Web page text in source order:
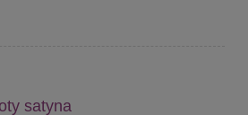
satyna